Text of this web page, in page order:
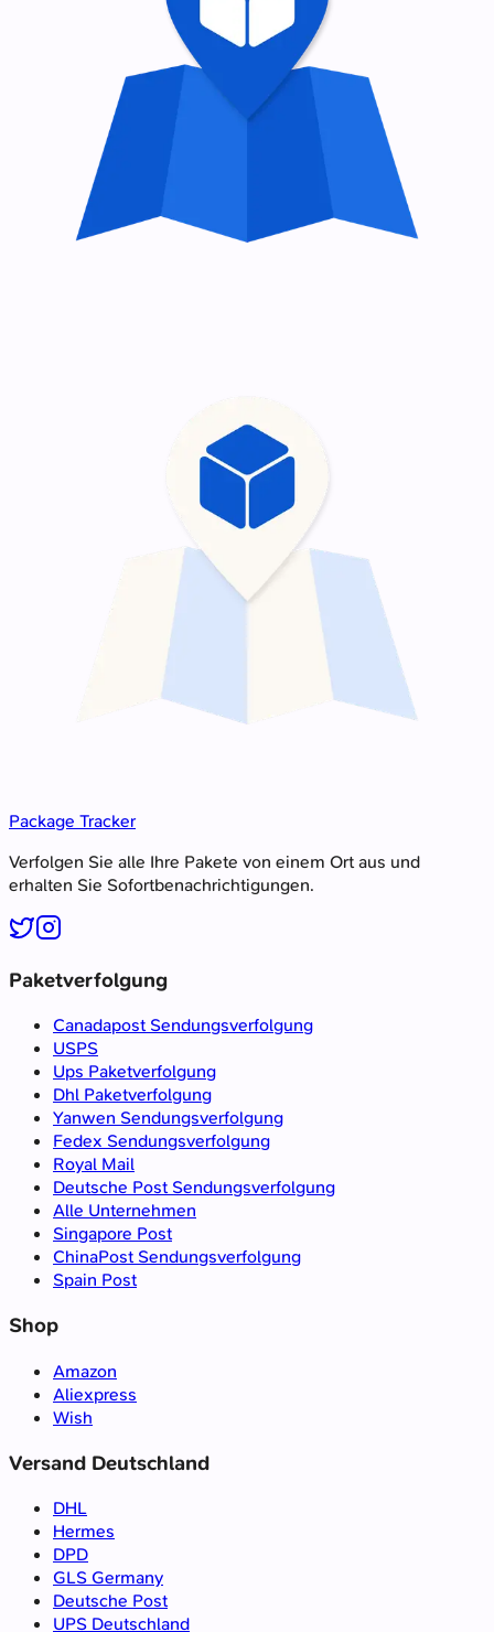
Package Tracker
Verfolgen Sie alle Ihre Pakete von einem Ort aus und
erhalten Sie Sofortbenachrichtigungen.
Paketverfolgung
Canadapost Sendungsverfolgung
USPS
Ups Paketverfolgung
Dhl Paketverfolgung
Yanwen Sendungsverfolgung
Fedex Sendungsverfolgung
Royal Mail
Deutsche Post Sendungsverfolgung
Alle Unternehmen
Singapore Post
ChinaPost Sendungsverfolgung
Spain Post
Shop
Amazon
Aliexpress
Wish
Versand Deutschland
DHL
Hermes
DPD
GLS Germany
Deutsche Post
UPS Deutschland